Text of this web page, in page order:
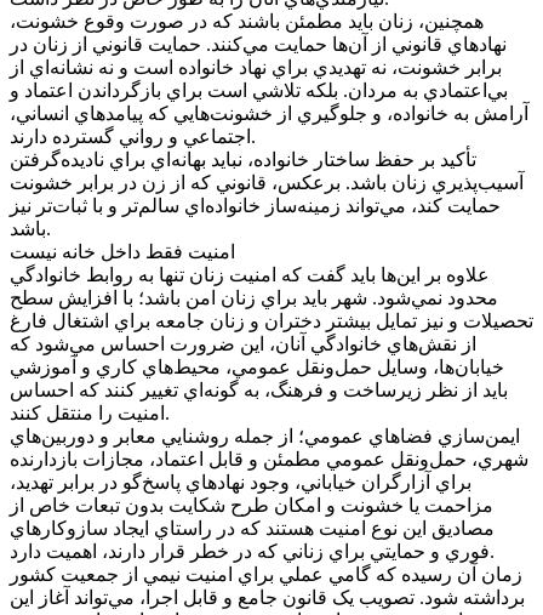
همچنين، زنان بايد مطمئن باشند که در صورت وقوع خشونت،
نهادهاي قانوني از آن‌ها حمايت مي‌کنند. حمايت قانوني از زنان در
برابر خشونت، نه تهديدي براي نهاد خانواده است و نه نشانه‌اي از
بي‌اعتمادي به مردان. بلکه تلاشي است براي بازگرداندن اعتماد و
آرامش به خانواده، و جلوگيري از خشونت‌هايي که پيامدهاي انساني،
اجتماعي و رواني گسترده دارند.
تأکيد بر حفظ ساختار خانواده، نبايد بهانه‌اي براي ناديده‌گرفتن
آسيب‌پذيري زنان باشد. برعکس، قانوني که از زن در برابر خشونت
حمايت کند، مي‌تواند زمينه‌ساز خانواده‌اي سالم‌تر و با ثبات‌تر نيز
باشد.
امنيت فقط داخل خانه نيست
علاوه بر اين‌ها بايد گفت که امنيت زنان تنها به روابط خانوادگي
محدود نمي‌شود. شهر بايد براي زنان امن باشد؛ با افزايش سطح
تحصيلات و نيز تمايل بيشتر دختران و زنان جامعه براي اشتغال فارغ
از نقش‌هاي خانوادگي آنان، اين ضرورت احساس مي‌شود که
خيابان‌ها، وسايل حمل‌ونقل عمومي، محيط‌هاي کاري و آموزشي
بايد از نظر زيرساخت و فرهنگ، به گونه‌اي تغيير کنند که احساس
امنيت را منتقل کنند.
ايمن‌سازي فضاهاي عمومي؛ از جمله روشنايي معابر و دوربين‌هاي
شهري، حمل‌ونقل عمومي مطمئن و قابل اعتماد، مجازات بازدارنده
براي آزارگران خياباني، وجود نهادهاي پاسخ‌گو در برابر تهديد،
مزاحمت يا خشونت و امکان طرح شکايت بدون تبعات خاص از
مصاديق اين نوع امنيت هستند که در راستاي ايجاد سازوکارهاي
فوري و حمايتي براي زناني که در خطر قرار دارند، اهميت دارد.
زمان آن رسيده که گامي عملي براي امنيت نيمي از جمعيت کشور
برداشته شود. تصويب يک قانون جامع و قابل اجرا، مي‌تواند آغاز اين